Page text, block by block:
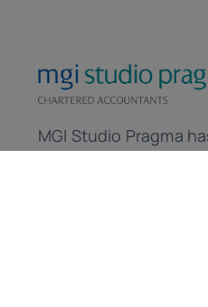
MGI Studio Pragma
over 30 years to